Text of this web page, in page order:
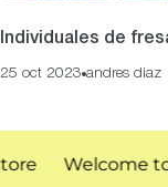
Individuales de
25 oct 2023 andres diaz
Welcome to